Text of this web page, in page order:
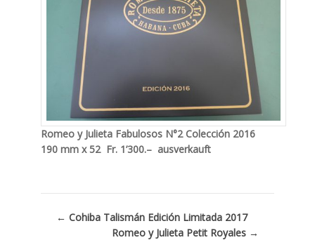
Romeo y Julieta Fabulosos N°2 Colección 2016
190 mm x 52 Fr. 1’300.– ausverkauft
← Cohiba Talismán Edición Limitada 2017
Romeo y Julieta Petit Royales →